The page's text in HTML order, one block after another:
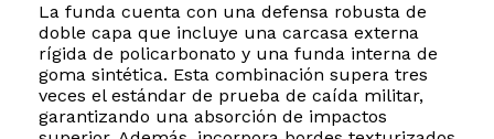
La funda cuenta con una defensa robusta de
doble capa que incluye una carcasa externa
rígida de policarbonato y una funda interna de
goma sintética. Esta combinación supera tres
veces el estándar de prueba de caída militar,
garantizando una absorción de impactos